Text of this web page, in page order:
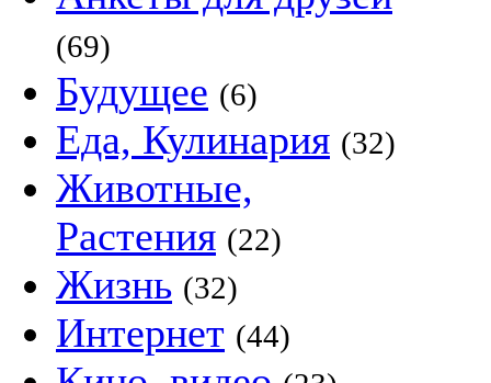
(69)
Будущее (6)
Еда, Кулинария (32)
Животные,
Растения (22)
Жизнь (32)
Интернет (44)